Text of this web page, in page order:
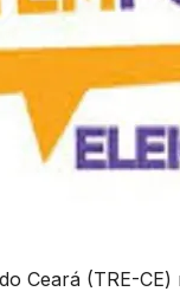
Ceará (TRE-